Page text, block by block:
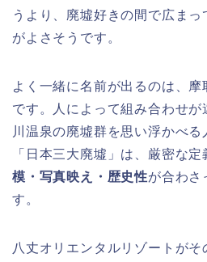
うより、廃墟好きの間で広ま
がよさそうです。
よく一緒に名前が出るのは、
です。人によって組み合わせが
川温泉の廃墟群を思い浮かべる
「日本三大廃墟」は、厳密な
模・写真映え・歴史性が合わさ
す。
八丈オリエンタルリゾートが